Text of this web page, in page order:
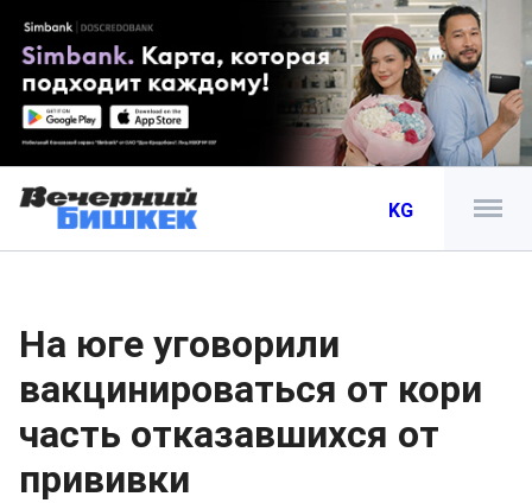
KG
На юге уговорили
вакцинироваться от кори
часть отказавшихся от
прививки